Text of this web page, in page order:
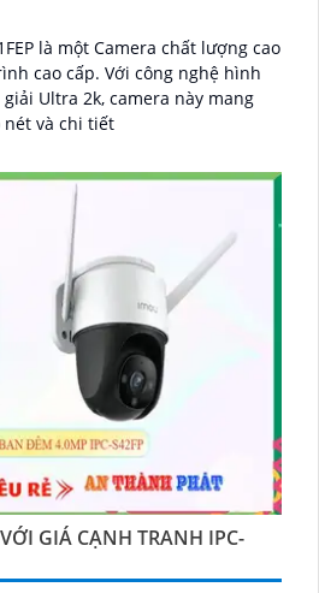
là một Camera chất lượng cao
công nghệ hình
Ultra 2k, camera này mang
và chi tiết
GIÁ CẠNH TRANH IPC-